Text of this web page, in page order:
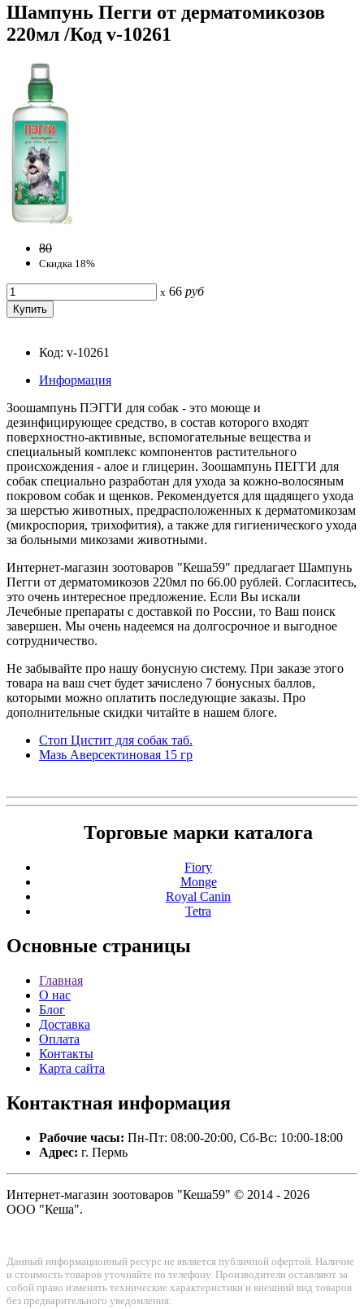
Шампунь Пегги от дерматомикозов
220мл /Код v-10261
80
Скидка 18%
x 66 руб
Код: v-10261
Информация
Зоошампунь ПЭГГИ для собак - это моюще и
дезинфицирующее средство, в состав которого входят
поверхностно-активные, вспомогательные вещества и
специальный комплекс компонентов растительного
происхождения - алое и глицерин. Зоошампунь ПЕГГИ для
собак специально разработан для ухода за кожно-волосяным
покровом собак и щенков. Рекомендуется для щадящего ухода
за шерстью животных, предрасположенных к дерматомикозам
(микроспория, трихофития), а также для гигиенического ухода
за больными микозами животными.
Интернет-магазин зоотоваров "Кеша59" предлагает Шампунь
Пегги от дерматомикозов 220мл по 66.00 рублей. Согласитесь,
это очень интересное предложение. Если Вы искали
Лечебные препараты с доставкой по России, то Ваш поиск
завершен. Мы очень надеемся на долгосрочное и выгодное
сотрудничество.
Не забывайте про нашу бонусную систему. При заказе этого
товара на ваш счет будет зачислено 7 бонусных баллов,
которыми можно оплатить последующие заказы. Про
дополнительные скидки читайте в нашем блоге.
Стоп Цистит для собак таб.
Мазь Аверсектиновая 15 гр
Торговые марки каталога
Fiory
Monge
Royal Canin
Tetra
Основные страницы
Главная
О нас
Блог
Доставка
Оплата
Контакты
Карта сайта
Контактная информация
Рабочие часы: Пн-Пт: 08:00-20:00, Сб-Вс: 10:00-18:00
Адрес: г. Пермь
Интернет-магазин зоотоваров "Кеша59" © 2014 - 2026
ООО "Кеша".
Данный информационный ресурс не является публичной офертой. Наличие
и стоимость товаров уточняйте по телефону. Производители оставляют за
собой право изменять технические характеристики и внешний вид товаров
без предварительного уведомления.